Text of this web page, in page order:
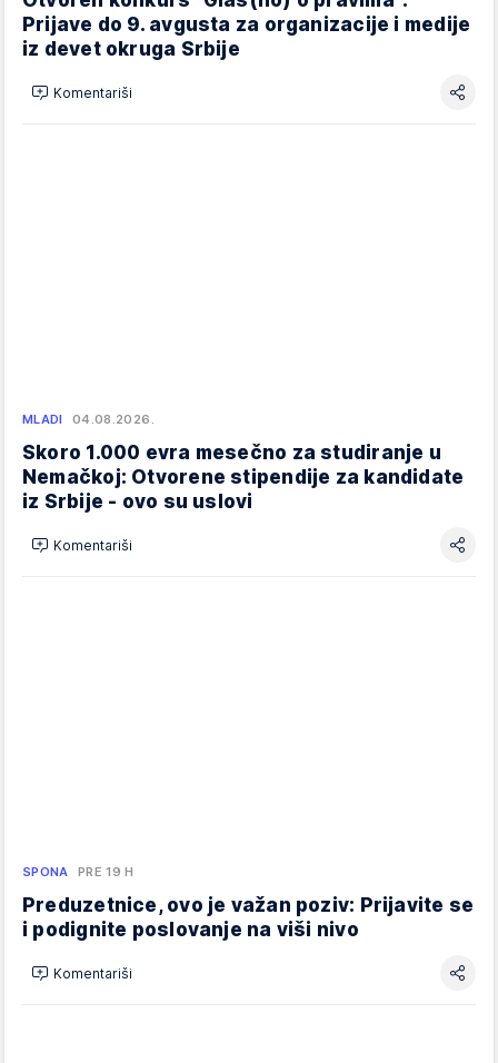
Prijave do 9. avgusta za organizacije i medije
iz devet okruga Srbije
Komentariši
MLADI 04.08.2026.
Skoro 1.000 evra mesečno za studiranje u
Nemačkoj: Otvorene stipendije za kandidate
iz Srbije - ovo su uslovi
Komentariši
SPONA PRE 19 H
Preduzetnice, ovo je važan poziv: Prijavite se
i podignite poslovanje na viši nivo
Komentariši